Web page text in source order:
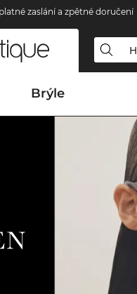
zaslání a zpětné doručení
Brýle